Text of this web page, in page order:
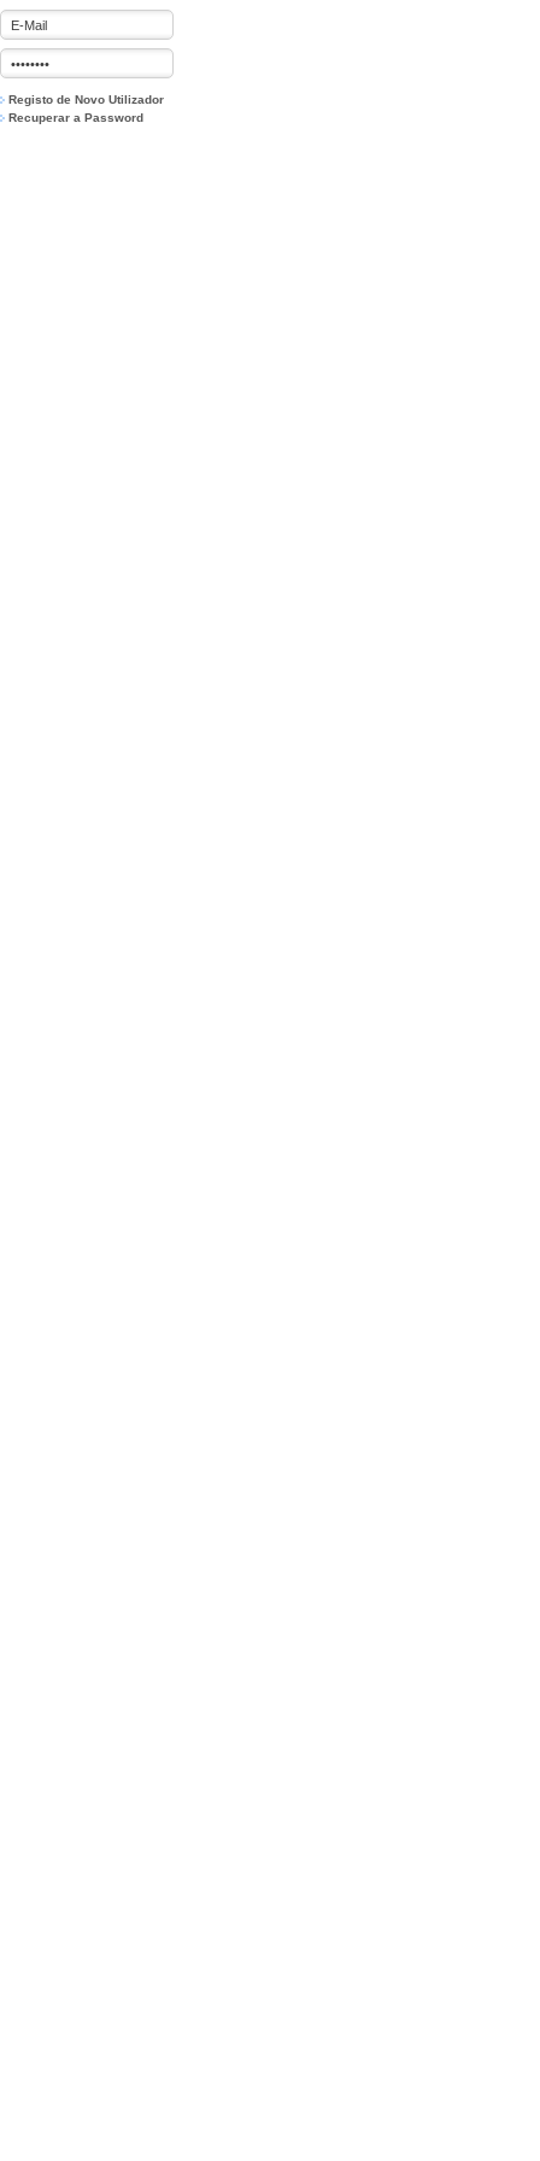
Registo de Novo Utilizador
Recuperar a Password